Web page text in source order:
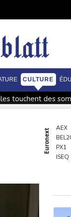
CULTURE
touchent des
au
règles du
bon que prévu, les
Euronext AEX
PX1
ISEQ
N150